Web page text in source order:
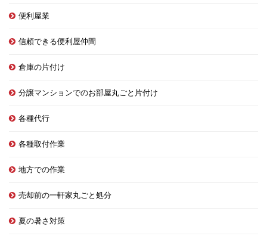
便利屋業
信頼できる便利屋仲間
倉庫の片付け
分譲マンションでのお部屋丸ごと片付け
各種代行
各種取付作業
地方での作業
売却前の一軒家丸ごと処分
夏の暑さ対策